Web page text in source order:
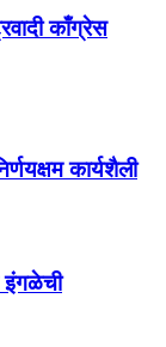
काँग्रेस
कार्यशैली
इंगळेची